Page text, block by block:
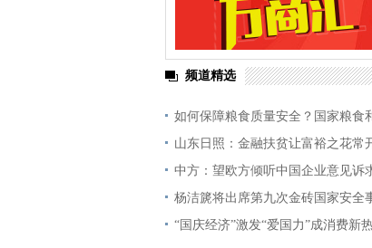
频道精选
如何保障粮食质量安全？国家粮食
山东日照：金融扶贫让富裕之花常
中方：望欧方倾听中国企业意见诉
杨洁篪将出席第九次金砖国家安全
“国庆经济”激发“爱国力”成消费新